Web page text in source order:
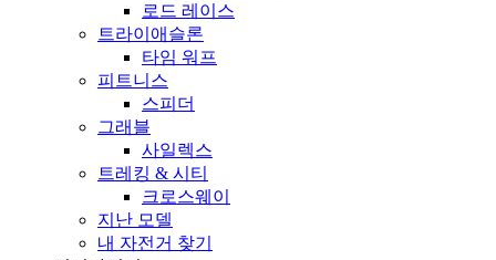
로드 레이스
트라이애슬론
타임 워프
피트니스
스피더
그래블
사일렉스
트레킹 & 시티
크로스웨이
지난 모델
내 자전거 찾기